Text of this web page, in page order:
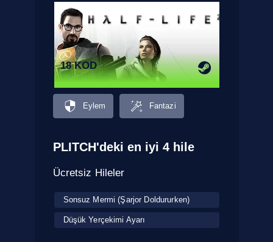
18 KOD
Eylem Fantazi
PLITCH'deki en iyi 4 hile
Ücretsiz Hileler
Sonsuz Mermi (Şarjor Doldururken)
Düşük Yerçekimi Ayarı